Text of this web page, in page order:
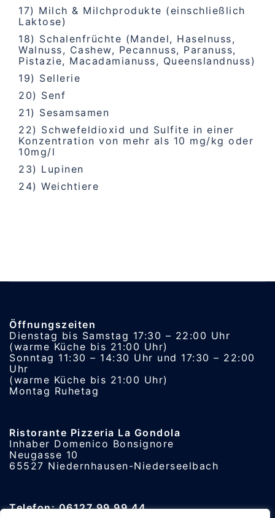
17) Milch & Milchprodukte (einschließlich
Laktose)
18) Schalenfrüchte (Mandel, Haselnuss,
Walnuss, Cashew, Pecannuss, Paranuss,
Pistazie, Macadamianuss, Queenslandnuss)
19) Sellerie
20) Senf
21) Sesamsamen
22) Schwefeldioxid und Sulfite in einer
Konzentration von mehr als 10 mg/kg oder
10mg/l
23) Lupinen
24) Weichtiere
Öffnungszeiten
Dienstag bis Samstag 17:30 – 22:00 Uhr
(warme Küche bis 21:00 Uhr)
Sonntag 11:30 – 14:30 Uhr und 17:30 – 22:00
Uhr
(warme Küche bis 21:00 Uhr)
Montag Ruhetag
Ristorante Pizzeria La Gondola
Inhaber Domenico Bonsignore
Neugasse 10
65527 Niedernhausen-Niederseelbach
Telefon: 06127 99 99 44